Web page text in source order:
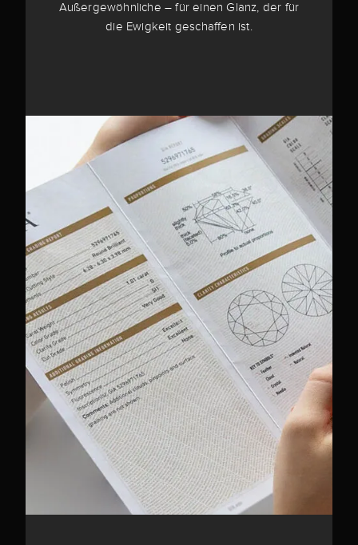
Außergewöhnliche – für einen Glanz, der für
die Ewigkeit geschaffen ist.